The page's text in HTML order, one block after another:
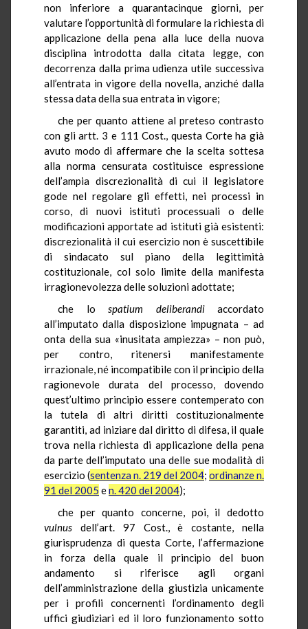
non inferiore a quarantacinque giorni, per
valutare l’opportunità di formulare la richiesta di
applicazione della pena alla luce della nuova
disciplina introdotta dalla citata legge, con
decorrenza dalla prima udienza utile successiva
all’entrata in vigore della novella, anziché dalla
stessa data della sua entrata in vigore;
che per quanto attiene al preteso contrasto
con gli artt. 3 e 111 Cost., questa Corte ha già
avuto modo di affermare che la scelta sottesa
alla norma censurata costituisce espressione
dell’ampia discrezionalità di cui il legislatore
gode nel regolare gli effetti, nei processi in
corso, di nuovi istituti processuali o delle
modificazioni apportate ad istituti già esistenti:
discrezionalità il cui esercizio non è suscettibile
di sindacato sul piano della legittimità
costituzionale, col solo limite della manifesta
irragionevolezza delle soluzioni adottate;
che lo spatium deliberandi accordato
all’imputato dalla disposizione impugnata – ad
onta della sua «inusitata ampiezza» – non può,
per contro, ritenersi manifestamente
irrazionale, né incompatibile con il principio della
ragionevole durata del processo, dovendo
quest’ultimo principio essere contemperato con
la tutela di altri diritti costituzionalmente
garantiti, ad iniziare dal diritto di difesa, il quale
trova nella richiesta di applicazione della pena
da parte dell’imputato una delle sue modalità di
esercizio (sentenza n. 219 del 2004; ordinanze n.
91 del 2005 en. 420 del 2004);
che per quanto concerne, poi, il dedotto
vulnus dell’art. 97 Cost., è costante, nella
giurisprudenza di questa Corte, l’affermazione
in forza della quale il principio del buon
andamento si riferisce agli organi
dell’amministrazione della giustizia unicamente
per i profili concernenti l’ordinamento degli
uffici giudiziari ed il loro funzionamento sotto